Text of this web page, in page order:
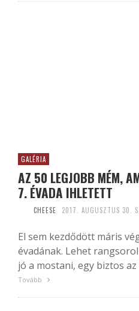
GALÉRIA
AZ 50 LEGJOBB MÉM,
7. ÉVADA IHLETETT
CHEESE 2017. AUGUSZTUS 30.
El sem kezdődött máris
évadának. Lehet
jó a mostani, egy biztos az
Tovább